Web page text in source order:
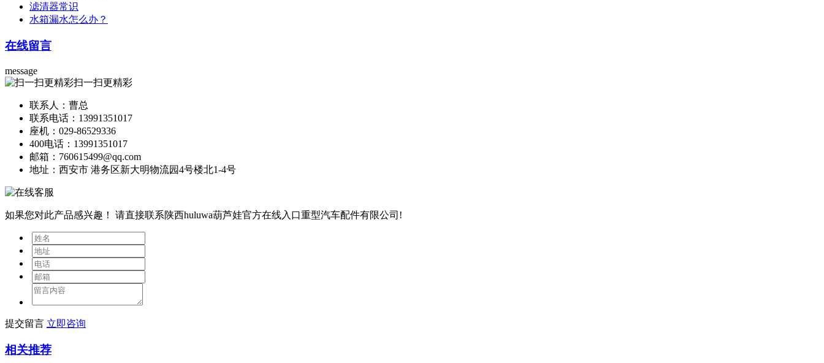
滤清器常识
水箱漏水怎么办？
在线留言
message
扫一扫更精彩
联系人：曹总
联系电话：13991351017
座机：029-86529336
400电话：13991351017
邮箱：760615499@qq.com
地址：西安市 港务区新大明物流园4号楼北1-4号
如果您对此产品感兴趣！ 请直接联系陕西huluwa葫芦娃官方在线入口重型汽车配件有限公司!
提交留言 立即咨询
相关推荐